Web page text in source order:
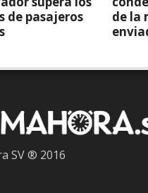
de pasajeros
de la
SV ® 2016